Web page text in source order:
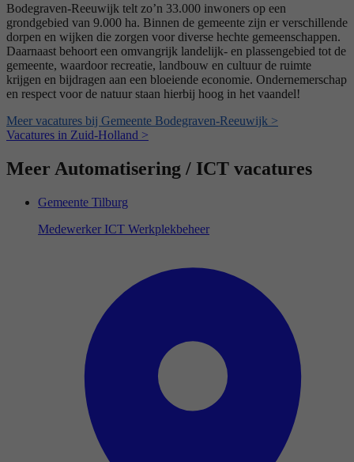
Bodegraven-Reeuwijk telt zo’n 33.000 inwoners op een
grondgebied van 9.000 ha. Binnen de gemeente zijn er verschillende
dorpen en wijken die zorgen voor diverse hechte gemeenschappen.
Daarnaast behoort een omvangrijk landelijk- en plassengebied tot de
gemeente, waardoor recreatie, landbouw en cultuur de ruimte
krijgen en bijdragen aan een bloeiende economie. Ondernemerschap
en respect voor de natuur staan hierbij hoog in het vaandel!
Meer vacatures bij Gemeente Bodegraven-Reeuwijk >
Vacatures in Zuid-Holland >
Meer Automatisering / ICT vacatures
Gemeente Tilburg
Medewerker ICT Werkplekbeheer